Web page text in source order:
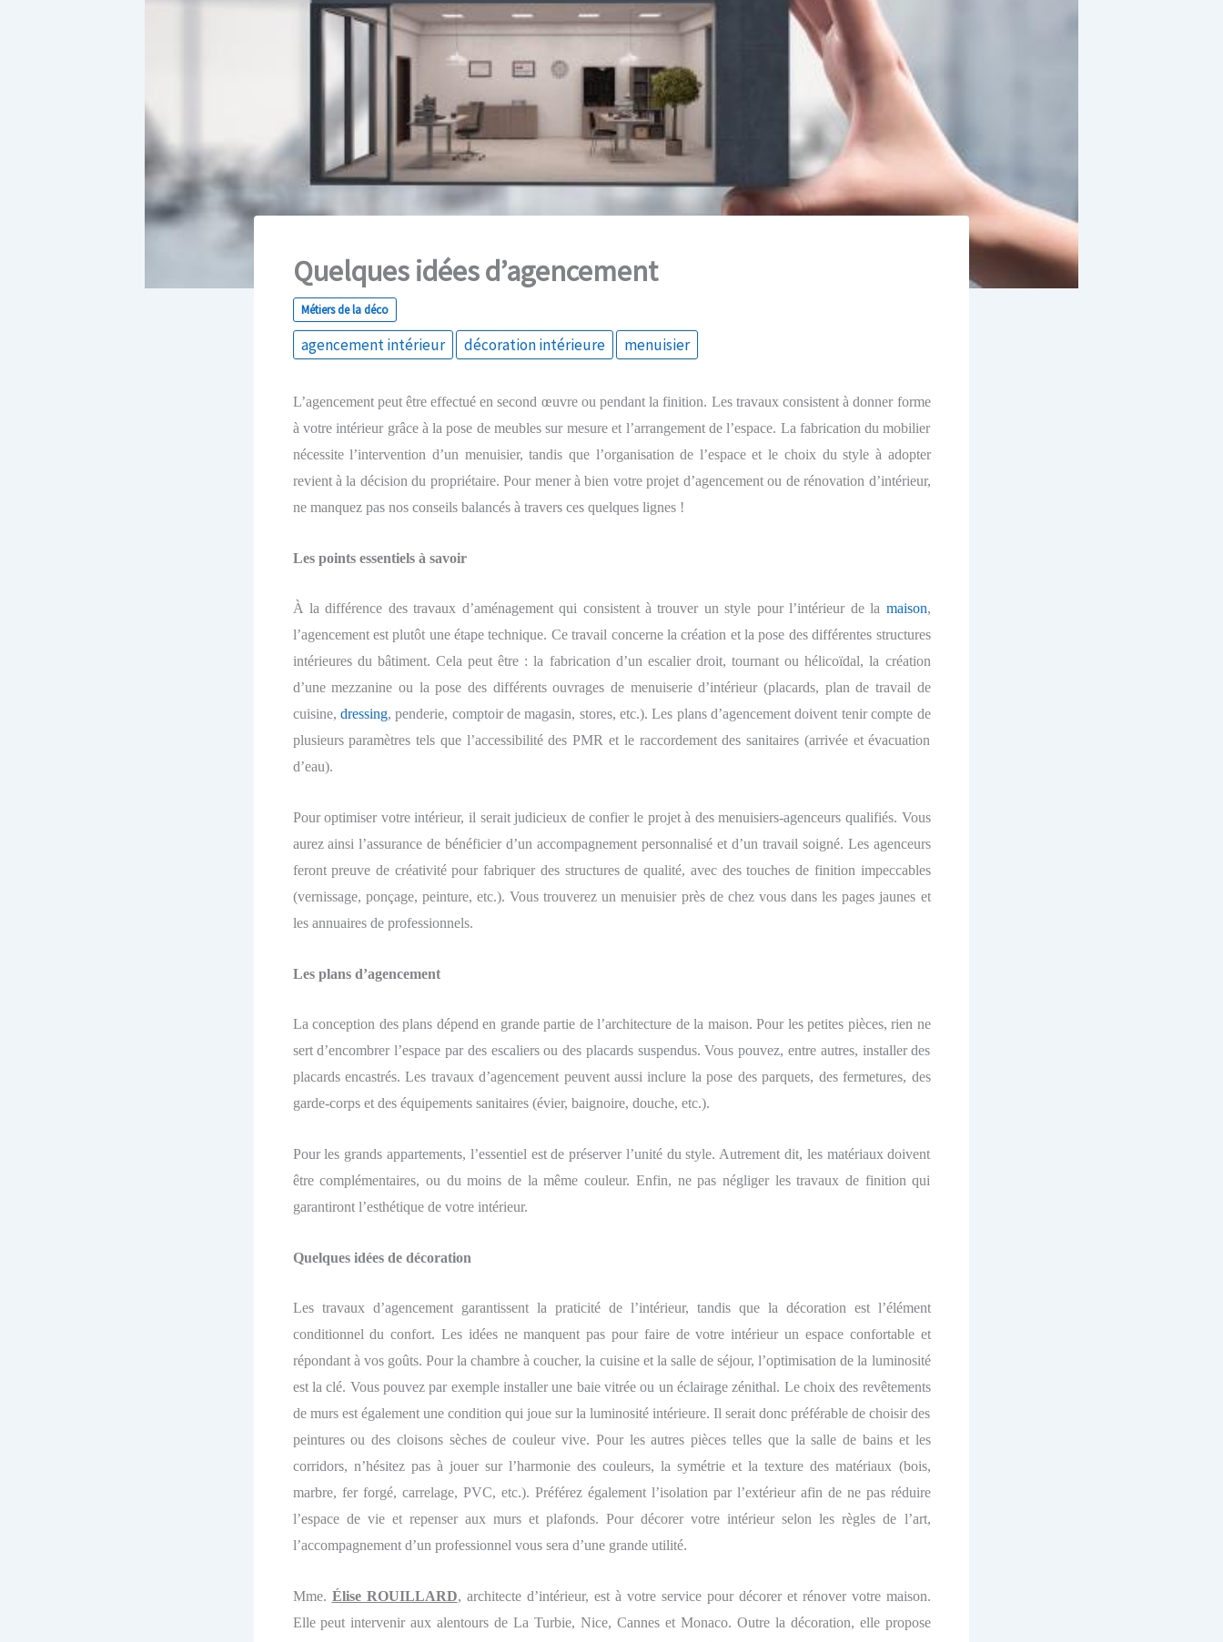
Quelques idées d’agencement
Métiers de la déco
agencement intérieur décoration intérieure menuisier
L’agencement peut être effectué en second œuvre ou pendant la finition. Les travaux consistent à donner forme
à votre intérieur grâce à la pose de meubles sur mesure et l’arrangement de l’espace. La fabrication du mobilier
nécessite l’intervention d’un menuisier, tandis que l’organisation de l’espace et le choix du style à adopter
revient à la décision du propriétaire. Pour mener à bien votre projet d’agencement ou de rénovation d’intérieur,
ne manquez pas nos conseils balancés à travers ces quelques lignes !
Les points essentiels à savoir
À la différence des travaux d’aménagement qui consistent à trouver un style pour l’intérieur de la maison,
l’agencement est plutôt une étape technique. Ce travail concerne la création et la pose des différentes structures
intérieures du bâtiment. Cela peut être : la fabrication d’un escalier droit, tournant ou hélicoïdal, la création
d’une mezzanine ou la pose des différents ouvrages de menuiserie d’intérieur (placards, plan de travail de
cuisine, dressing, penderie, comptoir de magasin, stores, etc.). Les plans d’agencement doivent tenir compte de
plusieurs paramètres tels que l’accessibilité des PMR et le raccordement des sanitaires (arrivée et évacuation
d’eau).
Pour optimiser votre intérieur, il serait judicieux de confier le projet à des menuisiers-agenceurs qualifiés. Vous
aurez ainsi l’assurance de bénéficier d’un accompagnement personnalisé et d’un travail soigné. Les agenceurs
feront preuve de créativité pour fabriquer des structures de qualité, avec des touches de finition impeccables
(vernissage, ponçage, peinture, etc.). Vous trouverez un menuisier près de chez vous dans les pages jaunes et
les annuaires de professionnels.
Les plans d’agencement
La conception des plans dépend en grande partie de l’architecture de la maison. Pour les petites pièces, rien ne
sert d’encombrer l’espace par des escaliers ou des placards suspendus. Vous pouvez, entre autres, installer des
placards encastrés. Les travaux d’agencement peuvent aussi inclure la pose des parquets, des fermetures, des
garde-corps et des équipements sanitaires (évier, baignoire, douche, etc.).
Pour les grands appartements, l’essentiel est de préserver l’unité du style. Autrement dit, les matériaux doivent
être complémentaires, ou du moins de la même couleur. Enfin, ne pas négliger les travaux de finition qui
garantiront l’esthétique de votre intérieur.
Quelques idées de décoration
Les travaux d’agencement garantissent la praticité de l’intérieur, tandis que la décoration est l’élément
conditionnel du confort. Les idées ne manquent pas pour faire de votre intérieur un espace confortable et
répondant à vos goûts. Pour la chambre à coucher, la cuisine et la salle de séjour, l’optimisation de la luminosité
est la clé. Vous pouvez par exemple installer une baie vitrée ou un éclairage zénithal. Le choix des revêtements
de murs est également une condition qui joue sur la luminosité intérieure. Il serait donc préférable de choisir des
peintures ou des cloisons sèches de couleur vive. Pour les autres pièces telles que la salle de bains et les
corridors, n’hésitez pas à jouer sur l’harmonie des couleurs, la symétrie et la texture des matériaux (bois,
marbre, fer forgé, carrelage, PVC, etc.). Préférez également l’isolation par l’extérieur afin de ne pas réduire
l’espace de vie et repenser aux murs et plafonds. Pour décorer votre intérieur selon les règles de l’art,
l’accompagnement d’un professionnel vous sera d’une grande utilité.
Mme. Élise ROUILLARD, architecte d’intérieur, est à votre service pour décorer et rénover votre maison.
Elle peut intervenir aux alentours de La Turbie, Nice, Cannes et Monaco. Outre la décoration, elle propose